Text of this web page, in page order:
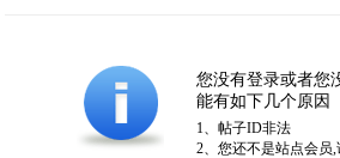
您没有登录或者您
能有如下几个原因
1、帖子ID非法
2、您还不是站点会员